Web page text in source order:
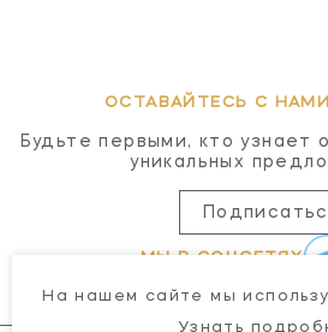
ОСТАВАЙТЕСЬ С
Будьте первыми, кто узнает
уникальных
МЫ В СОЦСЕТЯХ
На нашем сайте мы
Узнать